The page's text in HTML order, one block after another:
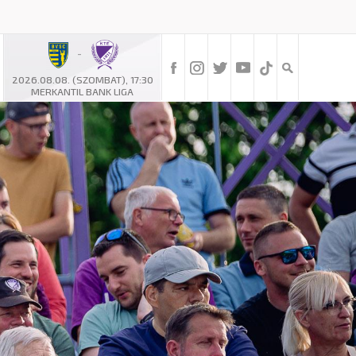
-
2026.08.08. (SZOMBAT), 17:30
MERKANTIL BANK LIGA